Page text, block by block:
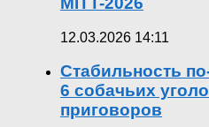
12.03.2026 14:11
Стабильность
6 собачьих
приговоров